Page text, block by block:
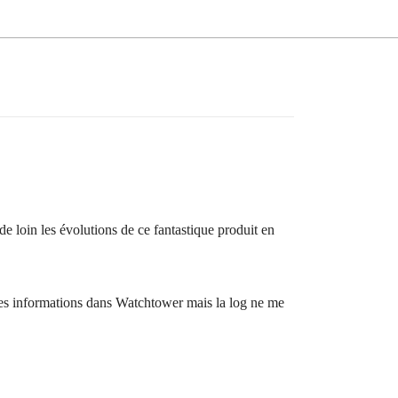
loin les évolutions de ce fantastique produit en
informations dans Watchtower mais la log ne me